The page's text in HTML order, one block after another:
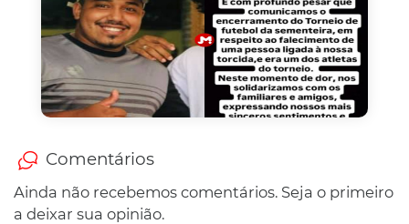
Comentários
Ainda não recebemos comentários. Seja o primeiro
a deixar sua opinião.